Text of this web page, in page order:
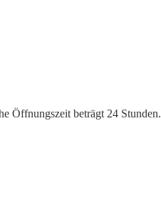
Öffnungszeit beträgt 24 Stunden.